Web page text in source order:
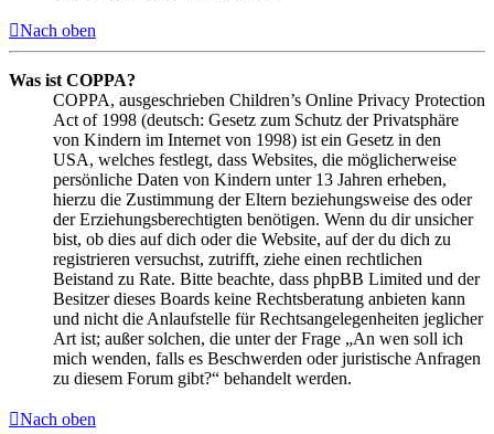
Nach oben
Was ist COPPA?
COPPA, ausgeschrieben Children’s Online Privacy Protection
Act of 1998 (deutsch: Gesetz zum Schutz der Privatsphäre
von Kindern im Internet von 1998) ist ein Gesetz in den
USA, welches festlegt, dass Websites, die möglicherweise
persönliche Daten von Kindern unter 13 Jahren erheben,
hierzu die Zustimmung der Eltern beziehungsweise des oder
der Erziehungsberechtigten benötigen. Wenn du dir unsicher
bist, ob dies auf dich oder die Website, auf der du dich zu
registrieren versuchst, zutrifft, ziehe einen rechtlichen
Beistand zu Rate. Bitte beachte, dass phpBB Limited und der
Besitzer dieses Boards keine Rechtsberatung anbieten kann
und nicht die Anlaufstelle für Rechtsangelegenheiten jeglicher
Art ist; außer solchen, die unter der Frage „An wen soll ich
mich wenden, falls es Beschwerden oder juristische Anfragen
zu diesem Forum gibt?“ behandelt werden.
Nach oben